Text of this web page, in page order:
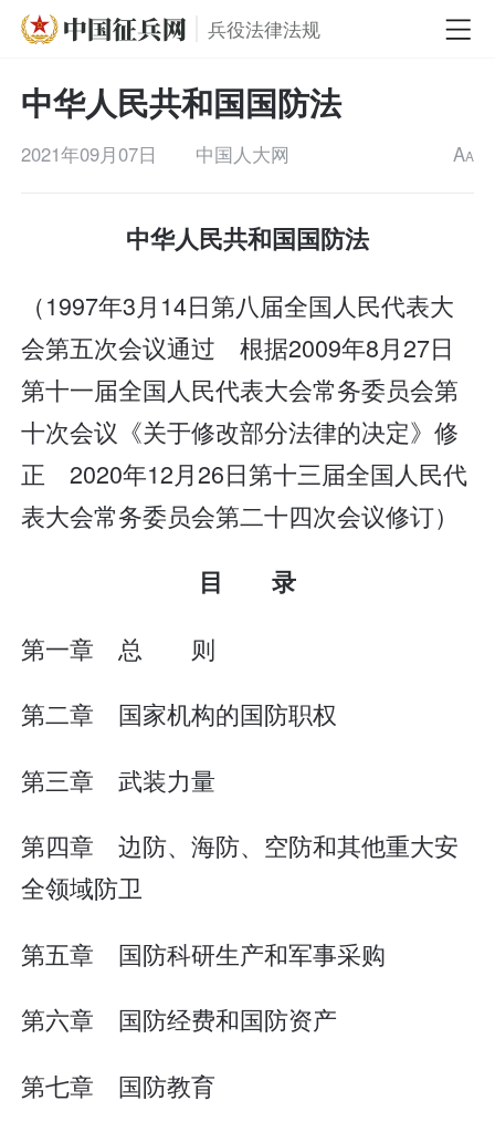
兵役法律法规
中华人民共和国国防法
2021年09月07日 中国人大网 AA
中华人民共和国国防法
（1997年3月14日第八届全国人民代表大
会第五次会议通过 根据2009年8月27日
第十一届全国人民代表大会常务委员会第
十次会议《关于修改部分法律的决定》修
正 2020年12月26日第十三届全国人民代
表大会常务委员会第二十四次会议修订）
目 录
第一章 总 则
第二章 国家机构的国防职权
第三章 武装力量
第四章 边防、海防、空防和其他重大安
全领域防卫
第五章 国防科研生产和军事采购
第六章 国防经费和国防资产
第七章 国防教育